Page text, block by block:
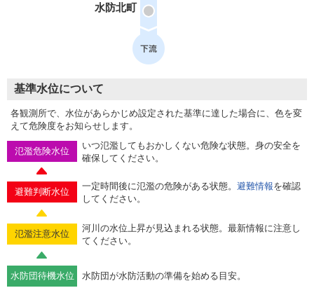
水防北町
基準水位について
各観測所で、水位があらかじめ設定された基準に達した場合に、色を変
えて危険度をお知らせします。
氾濫危険水位
いつ氾濫してもおかしくない危険な状態。身の安全を
確保してください。
避難判断水位
一定時間後に氾濫の危険がある状態。 避難情報を確認
してください。
氾濫注意水位
河川の水位上昇が見込まれる状態。最新情報に注意し
てください。
水防団待機水位 水防団が水防活動の準備を始める目安。